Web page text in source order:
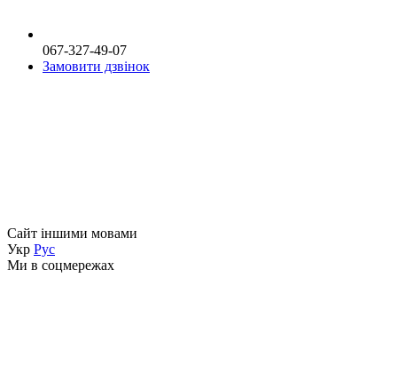
067-327-49-07
Замовити дзвінок
Сайт іншими мовами
Укр Рус
Ми в соцмережах